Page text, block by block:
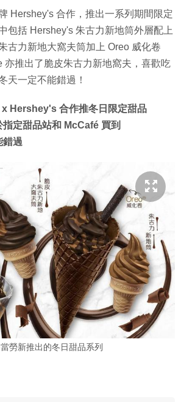
Hershey's 合作，推出一系列期間限定
包括 Hershey's 朱古力新地筒外層配上
古力新地大窩夫筒加上 Oreo 威化卷
亦推出了脆皮朱古力新地窩夫，喜歡吃
天一定不能錯過！
Hershey's 合作推冬日限定甜品
指定甜品站和 McCafé 買到
錯過
勞新推出的冬日甜品系列